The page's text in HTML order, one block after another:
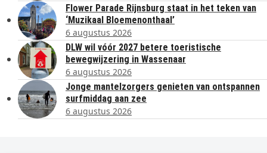
Flower Parade Rijnsburg staat in het teken van
‘Muzikaal Bloemenonthaal’
6 augustus 2026
DLW wil vóór 2027 betere toeristische
bewegwijzering in Wassenaar
6 augustus 2026
Jonge mantelzorgers genieten van ontspannen
surfmiddag aan zee
6 augustus 2026